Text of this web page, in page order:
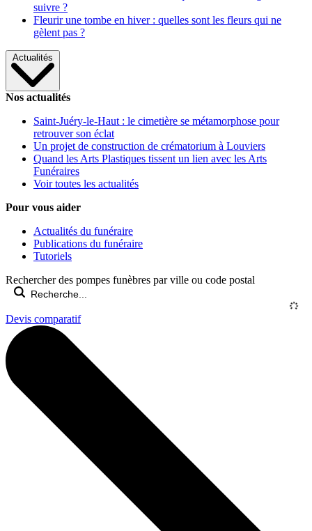
suivre ?
Fleurir une tombe en hiver : quelles sont les fleurs qui ne
gèlent pas ?
Actualités
Nos actualités
Saint-Juéry-le-Haut : le cimetière se métamorphose pour
retrouver son éclat
Un projet de construction de crématorium à Louviers
Quand les Arts Plastiques tissent un lien avec les Arts
Funéraires
Voir toutes les actualités
Pour vous aider
Actualités du funéraire
Publications du funéraire
Tutoriels
Rechercher des pompes funèbres par ville ou code postal
Devis comparatif